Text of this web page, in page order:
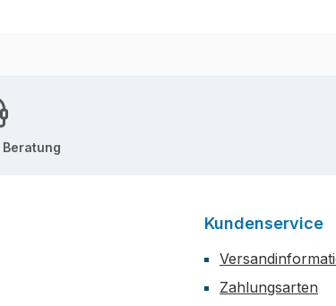
Kundenservice
Zahlungsarten